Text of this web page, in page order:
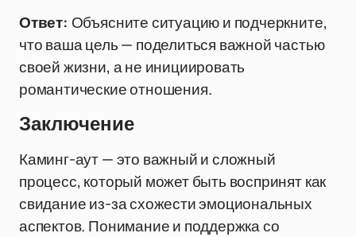
Ответ: Объясните ситуацию и подчеркните,
что ваша цель — поделиться важной частью
своей жизни, а не инициировать
романтические отношения.
Заключение
Каминг-аут — это важный и сложный
процесс, который может быть воспринят как
свидание из-за схожести эмоциональных
аспектов. Понимание и поддержка со